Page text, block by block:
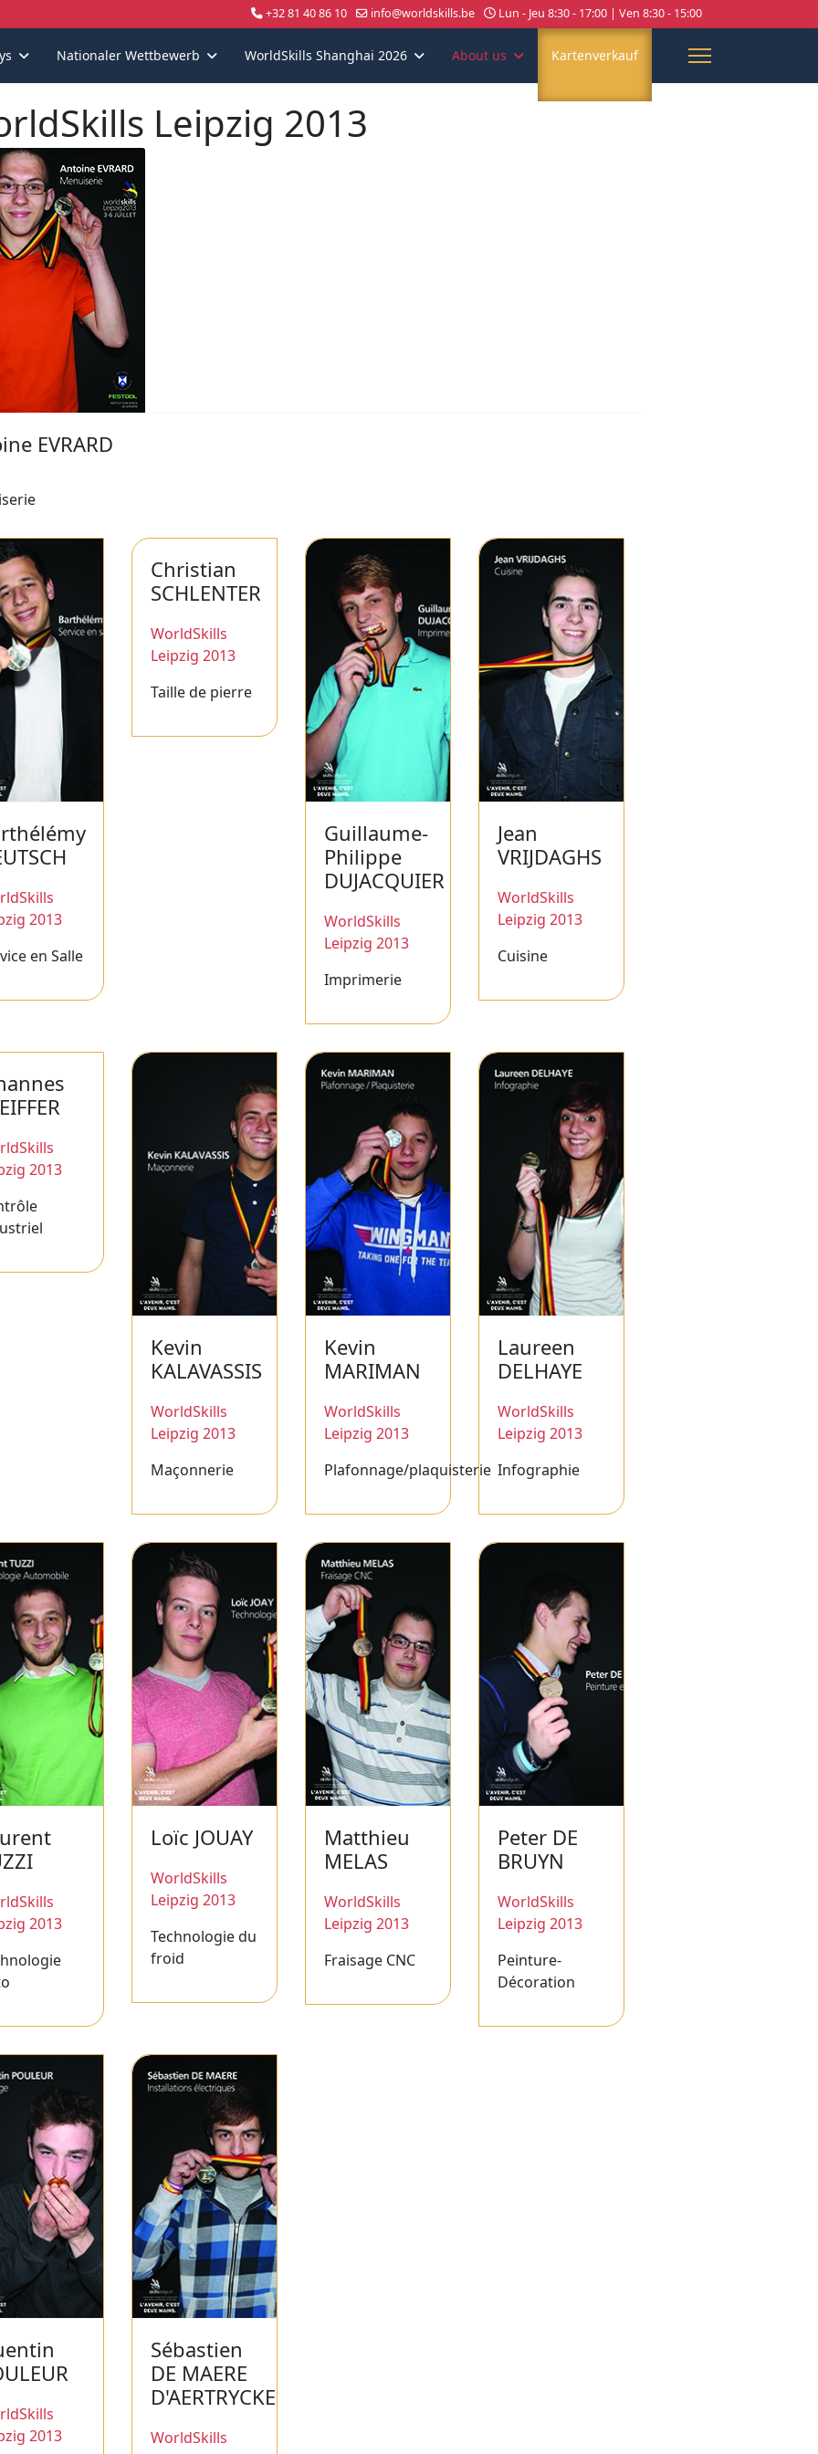
+32 81 40 86 10 info@worldskills.be Lun - Jeu 8:30 - 17:00 | Ven 8:30 - 15:00
Nationaler Wettbewerb WorldSkills Shanghai 2026 About us Kartenverkauf
Leipzig 2013
EVRARD
2013
en Salle
Christian
SCHLENTER
WorldSkills
Leipzig 2013
Taille de pierre
Guillaume-
Philippe
DUJACQUIER
WorldSkills
Leipzig 2013
Imprimerie
Jean
VRIJDAGHS
WorldSkills
Leipzig 2013
Cuisine
2013
Kevin
KALAVASSIS
WorldSkills
Leipzig 2013
Maçonnerie
Kevin
MARIMAN
WorldSkills
Leipzig 2013
Plafonnage/plaquisterie
Laureen
DELHAYE
WorldSkills
Leipzig 2013
Infographie
2013
Loïc JOUAY
WorldSkills
Leipzig 2013
Technologie du
froid
Matthieu
MELAS
WorldSkills
Leipzig 2013
Fraisage CNC
Peter DE
BRUYN
WorldSkills
Leipzig 2013
Peinture-
Décoration
2013
Sébastien
DE MAERE
D'AERTRYCKE
WorldSkills